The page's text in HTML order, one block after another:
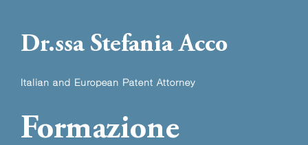
Dr.ssa Stefania Acco
Italian and European Patent Attorney
Formazione